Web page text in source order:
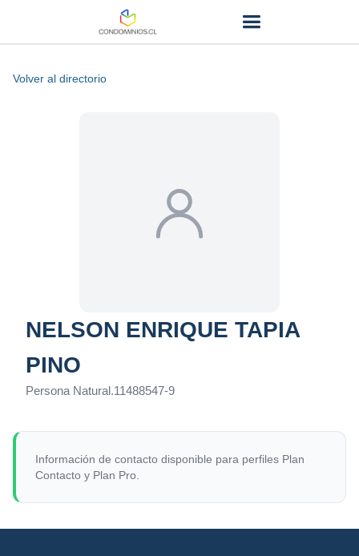
Volver al directorio
NELSON ENRIQUE TAPIA
PINO
Persona Natural.11488547-9
Información de contacto disponible para perfiles Plan
Contacto y Plan Pro.